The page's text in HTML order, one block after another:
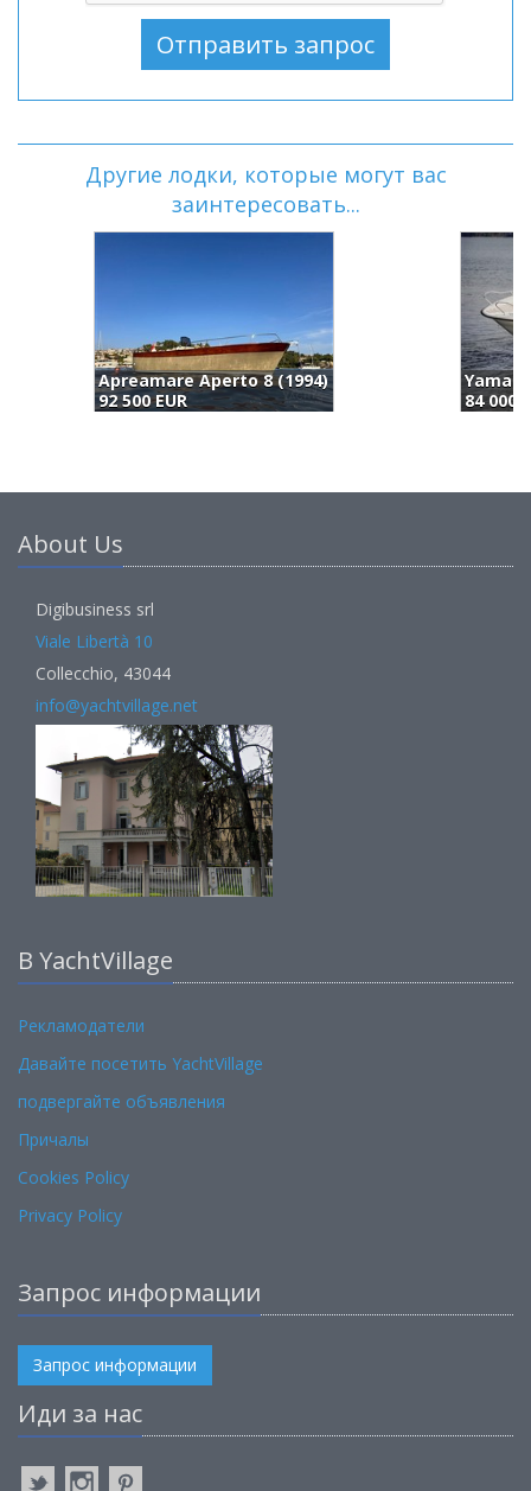
Другие лодки, которые могут вас
заинтересовать...
Yamarin 79 Dc (2025)
84 000 EUR
About Us
Digibusiness srl
Viale Libertà 10
Collecchio, 43044
info@yachtvillage.net
В YachtVillage
Рекламодатели
Давайте посетить YachtVillage
подвергайте объявления
Причалы
Cookies Policy
Privacy Policy
Запрос информации
Запрос информации
Иди за нас